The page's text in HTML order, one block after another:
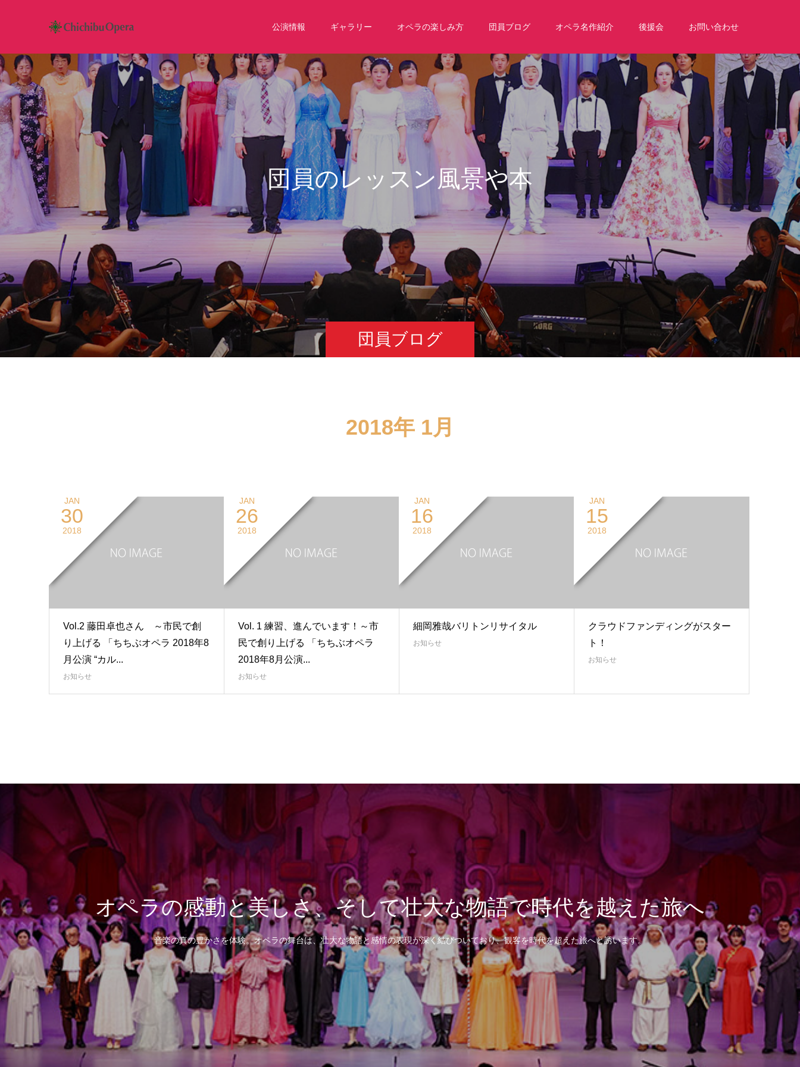
公演情報 ギャラリー オペラの楽しみ方 団員ブログ オペラ名作紹介 後援会 お問い合わせ
団員ブログ
員 の レ ッスン風景や本番前のレッ ス ど
2018年 1月
JAN
30
2018
Vol.2 藤田卓也さん ～市民で創
り上げる 「ちちぶオペラ 2018年8
月公演 “カル...
お知らせ
JAN
26
2018
Vol. 1 練習、進んでいます！～市
民で創り上げる 「ちちぶオペラ
2018年8月公演...
お知らせ
JAN
16
2018
細岡雅哉バリトンリサイタル
お知らせ
JAN
15
2018
クラウドファンディングがスター
ト！
お知らせ
オペラの感動と美しさ、そして壮大な物語で時代を越えた旅へ
音楽の真の豊かさを体験。オペラの舞台は、壮大な物語と感情の表現が深く結びついており、観客を時代を超えた旅へと誘います。